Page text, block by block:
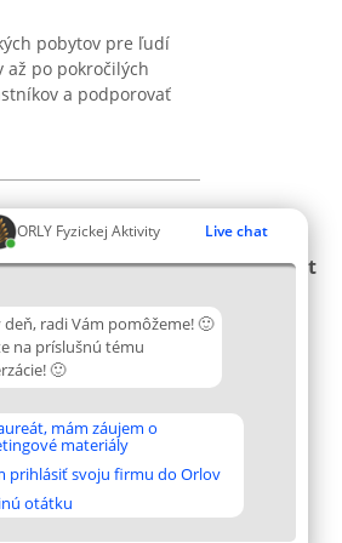
ORLY Fyzickej Aktivity Live chat
deň, radi Vám pomôžeme! 🙂
na príslušnú tému
🙂
mám záujem o
materiály
prihlásiť svoju firmu do Orlov
otátku
pobytov pre ľudí
až po pokročilých
a podporovať
k.
22
079
400
Hodnotenie
Lista
wszystkich
Podmienky
podmienky
Zásady
ochrany
údajov
Kontakt